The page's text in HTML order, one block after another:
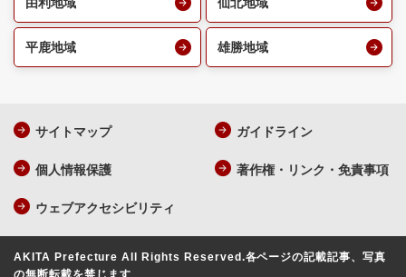
平鹿地域 雄勝地域
サイトマップ ガイドライン
個人情報保護 著作権・リンク・免責事項
ウェブアクセシビリティ
AKITA Prefecture All Rights Reserved.各ページの記載記事、写真
の無断転載を禁じます